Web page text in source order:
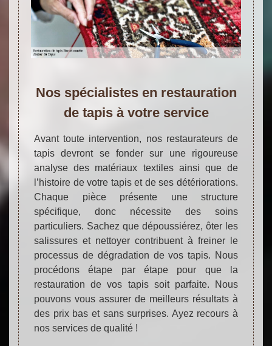
Nos spécialistes en restauration
de tapis à votre service
Avant toute intervention, nos restaurateurs de
tapis devront se fonder sur une rigoureuse
analyse des matériaux textiles ainsi que de
l’histoire de votre tapis et de ses détériorations.
Chaque pièce présente une structure
spécifique, donc nécessite des soins
particuliers. Sachez que dépoussiérez, ôter les
salissures et nettoyer contribuent à freiner le
processus de dégradation de vos tapis. Nous
procédons étape par étape pour que la
restauration de vos tapis soit parfaite. Nous
pouvons vous assurer de meilleurs résultats à
des prix bas et sans surprises. Ayez recours à
nos services de qualité !